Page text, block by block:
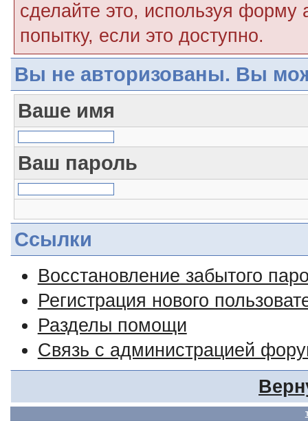
сделайте это, используя форму
попытку, если это доступно.
Вы не авторизованы. Вы
Ваше имя
Ваш пароль
Ссылки
Восстановление забытого
Регистрация нового
Разделы помощи
Связь с администрацией